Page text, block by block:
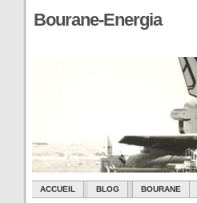
Bourane-Energia
ACCUEIL BLOG BOURANE